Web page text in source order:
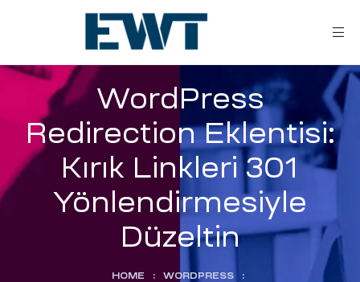
WordPress
Redirection Eklentisi:
Kırık Linkleri 301
Yönlendirmesiyle
Düzeltin
HOME : WORDPRESS :